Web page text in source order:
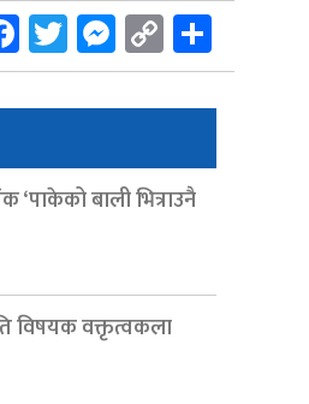
Facebook
Twitter
Messenger
Copy
Link
बाली भित्राउनै
विषयक वक्तृत्वकला